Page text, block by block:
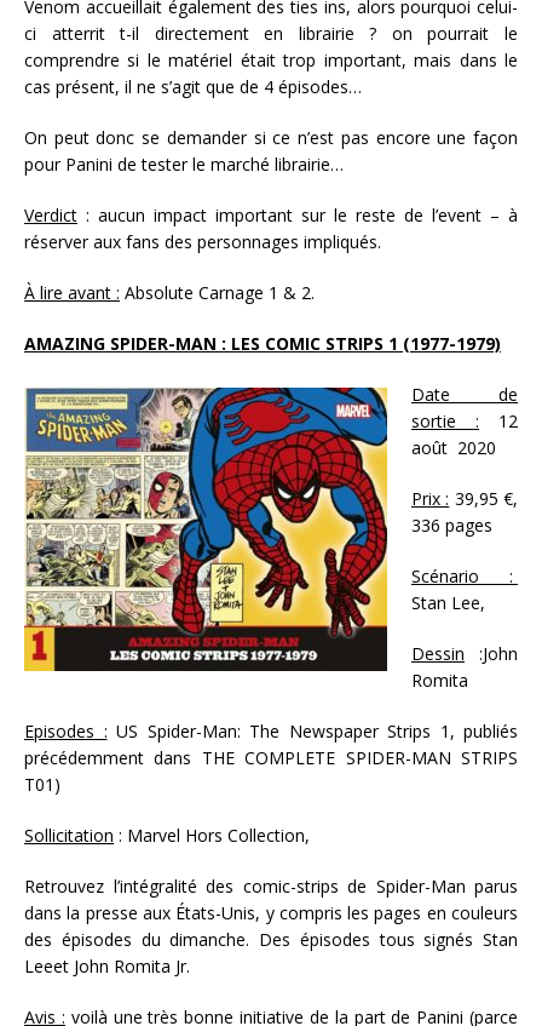
Venom accueillait également des ties ins, alors pourquoi celui-
ci atterrit t-il directement en librairie ? on pourrait le
comprendre si le matériel était trop important, mais dans le
cas présent, il ne s’agit que de 4 épisodes…
On peut donc se demander si ce n’est pas encore une façon
pour Panini de tester le marché librairie…
Verdict : aucun impact important sur le reste de l’event – à
réserver aux fans des personnages impliqués.
À lire avant : Absolute Carnage 1 & 2.
AMAZING SPIDER-MAN : LES COMIC STRIPS 1 (1977-1979)
Date de
sortie : 12
août 2020
Prix : 39,95 €,
336 pages
Scénario :
Stan Lee,
Dessin :John
Romita
Episodes : US Spider-Man: The Newspaper Strips 1, publiés
précédemment dans THE COMPLETE SPIDER-MAN STRIPS
T01)
Sollicitation : Marvel Hors Collection,
Retrouvez l’intégralité des comic-strips de Spider-Man parus
dans la presse aux États-Unis, y compris les pages en couleurs
des épisodes du dimanche. Des épisodes tous signés Stan
Leeet John Romita Jr.
Avis : voilà une très bonne initiative de la part de Panini (parce